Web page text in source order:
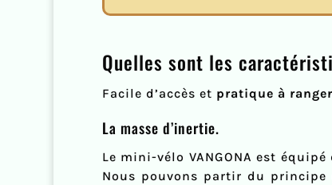
Quelles sont les
Facile d’accès et pratique à ranger
La masse d’inertie.
Le mini-vélo VANGONA est
Nous pouvons partir du